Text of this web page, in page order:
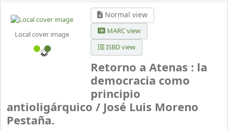
Local cover image
Normal view
MARC view
ISBD view
Retorno a Atenas : la
democracia como
principio
antioligárquico / José Luis Moreno
Pestaña.